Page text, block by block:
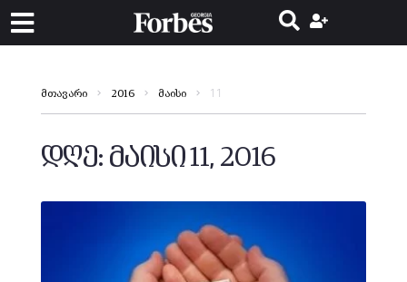
მთავარი 2016 მაისი 11
დღე: მაისი 11, 2016